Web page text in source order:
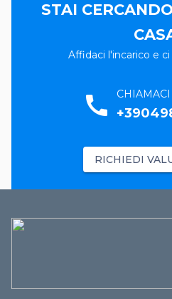
STAI
Affidaci l'incarico e
call
RICHIEDI